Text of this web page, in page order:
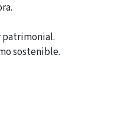
patrimonial.
sostenible.